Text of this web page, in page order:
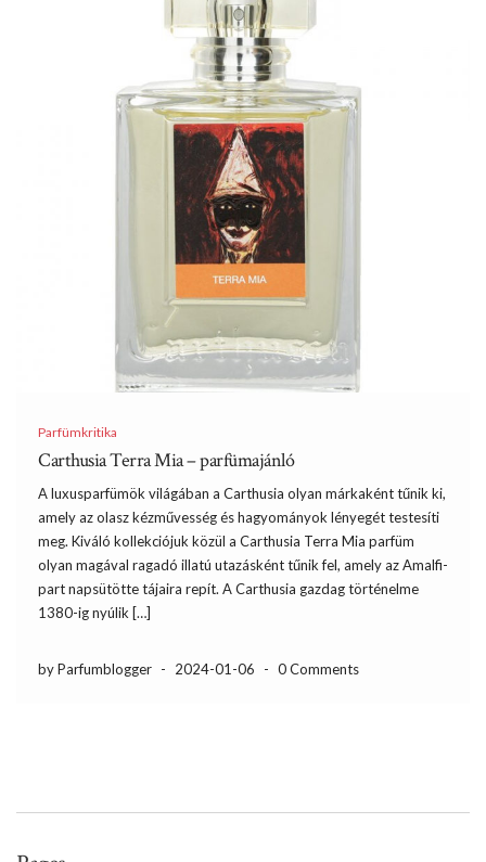
Parfümkritika
Carthusia Terra Mia – parfümajánló
A luxusparfümök világában a Carthusia olyan márkaként tűnik ki,
amely az olasz kézművesség és hagyományok lényegét testesíti
meg. Kiváló kollekciójuk közül a Carthusia Terra Mia parfüm
olyan magával ragadó illatú utazásként tűnik fel, amely az Amalfi-
part napsütötte tájaira repít. A Carthusia gazdag történelme
1380-ig nyúlik […]
by Parfumblogger - 2024-01-06 - 0 Comments